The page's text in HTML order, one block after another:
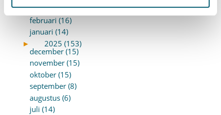
maart (17)
februari (16)
januari (14)
►
2025 (153)
december (15)
november (15)
oktober (15)
september (8)
augustus (6)
juli (14)